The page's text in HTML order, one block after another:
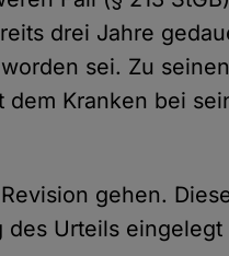
drei Jahre
sei. Zu seinen
dem Kranken bei
gehen.
des Urteils eingelegt